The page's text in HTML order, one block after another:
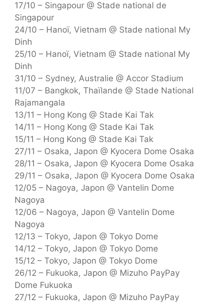
17/10 – Singapour @ Stade national de
Singapour
24/10 – Hanoï, Vietnam @ Stade national My
Dinh
25/10 – Hanoï, Vietnam @ Stade national My
Dinh
31/10 – Sydney, Australie @ Accor Stadium
11/07 – Bangkok, Thaïlande @ Stade National
Rajamangala
13/11 – Hong Kong @ Stade Kai Tak
14/11 – Hong Kong @ Stade Kai Tak
15/11 – Hong Kong @ Stade Kai Tak
27/11 – Osaka, Japon @ Kyocera Dome Osaka
28/11 – Osaka, Japon @ Kyocera Dome Osaka
29/11 – Osaka, Japon @ Kyocera Dome Osaka
12/05 – Nagoya, Japon @ Vantelin Dome
Nagoya
12/06 – Nagoya, Japon @ Vantelin Dome
Nagoya
12/13 – Tokyo, Japon @ Tokyo Dome
14/12 – Tokyo, Japon @ Tokyo Dome
15/12 – Tokyo, Japon @ Tokyo Dome
26/12 – Fukuoka, Japon @ Mizuho PayPay
Dome Fukuoka
27/12 – Fukuoka, Japon @ Mizuho PayPay